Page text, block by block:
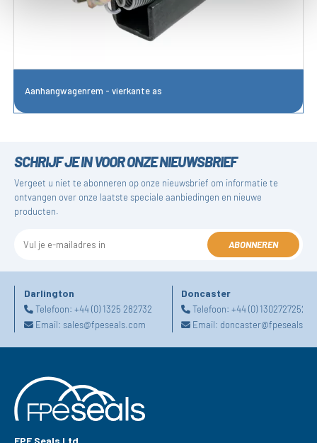
Aanhangwagenrem - vierkante as
SCHRIJF JE IN VOOR ONZE NIEUWSBRIEF
Vergeet u niet te abonneren op onze nieuwsbrief om informatie te
ontvangen over onze laatste speciale aanbiedingen en nieuwe
producten.
ABONNEREN
Darlington
Telefoon: +44 (0) 1325 282732
Email: sales@fpeseals.com
Doncaster
Telefoon:+44 (0) 1302727252
Email: